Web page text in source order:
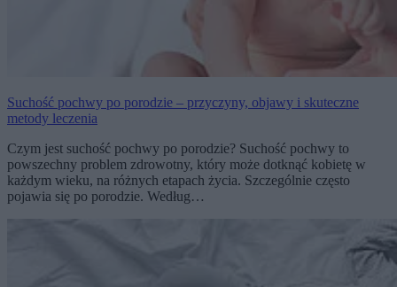
Suchość pochwy po porodzie – przyczyny, objawy i skuteczne
metody leczenia
Czym jest suchość pochwy po porodzie? Suchość pochwy to
powszechny problem zdrowotny, który może dotknąć kobietę w
każdym wieku, na różnych etapach życia. Szczególnie często
pojawia się po porodzie. Według…